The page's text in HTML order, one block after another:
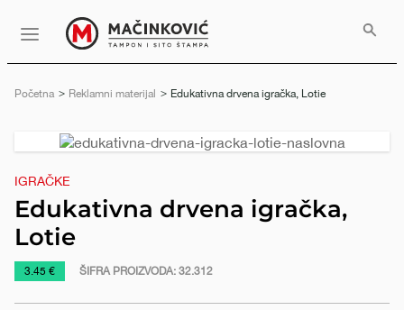
Menu
Početna Reklamni materijal Trenutno:
Edukativna drvena igračka, Lotie
Prethodni
IGRAČKE
Edukativna drvena igračka,
Lotie
https://www.macinkovic.rs/reklamni-
3.45 € ŠIFRA PROIZVODA: 32.312